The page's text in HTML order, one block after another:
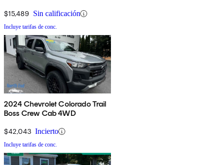
$15,489 Sin calificación
Incluye tarifas de conc.
2024 Chevrolet Colorado Trail
Boss Crew Cab 4WD
$42,043 Incierto
Incluye tarifas de conc.